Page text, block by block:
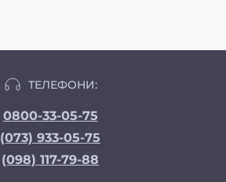
ТЕЛЕФОНИ:
0800-33-05-75
(073) 933-05-75
(098) 117-79-88